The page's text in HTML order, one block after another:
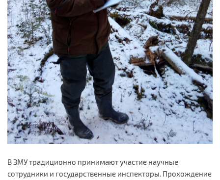
В ЗМУ традиционно принимают участие научные
сотрудники и государственные инспекторы. Прохождение